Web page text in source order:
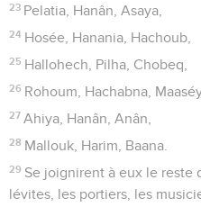
23 Pelatia, Hanân, Asaya,
24 Hosée, Hanania, Hachoub,
25 Hallohech, Pilha, Chobeq,
26 Rohoum, Hachabna,
27 Ahiya, Hanân, Anân,
28 Mallouk, Harim, Baana.
29 Se joignirent à eux le reste
lévites, les portiers, les